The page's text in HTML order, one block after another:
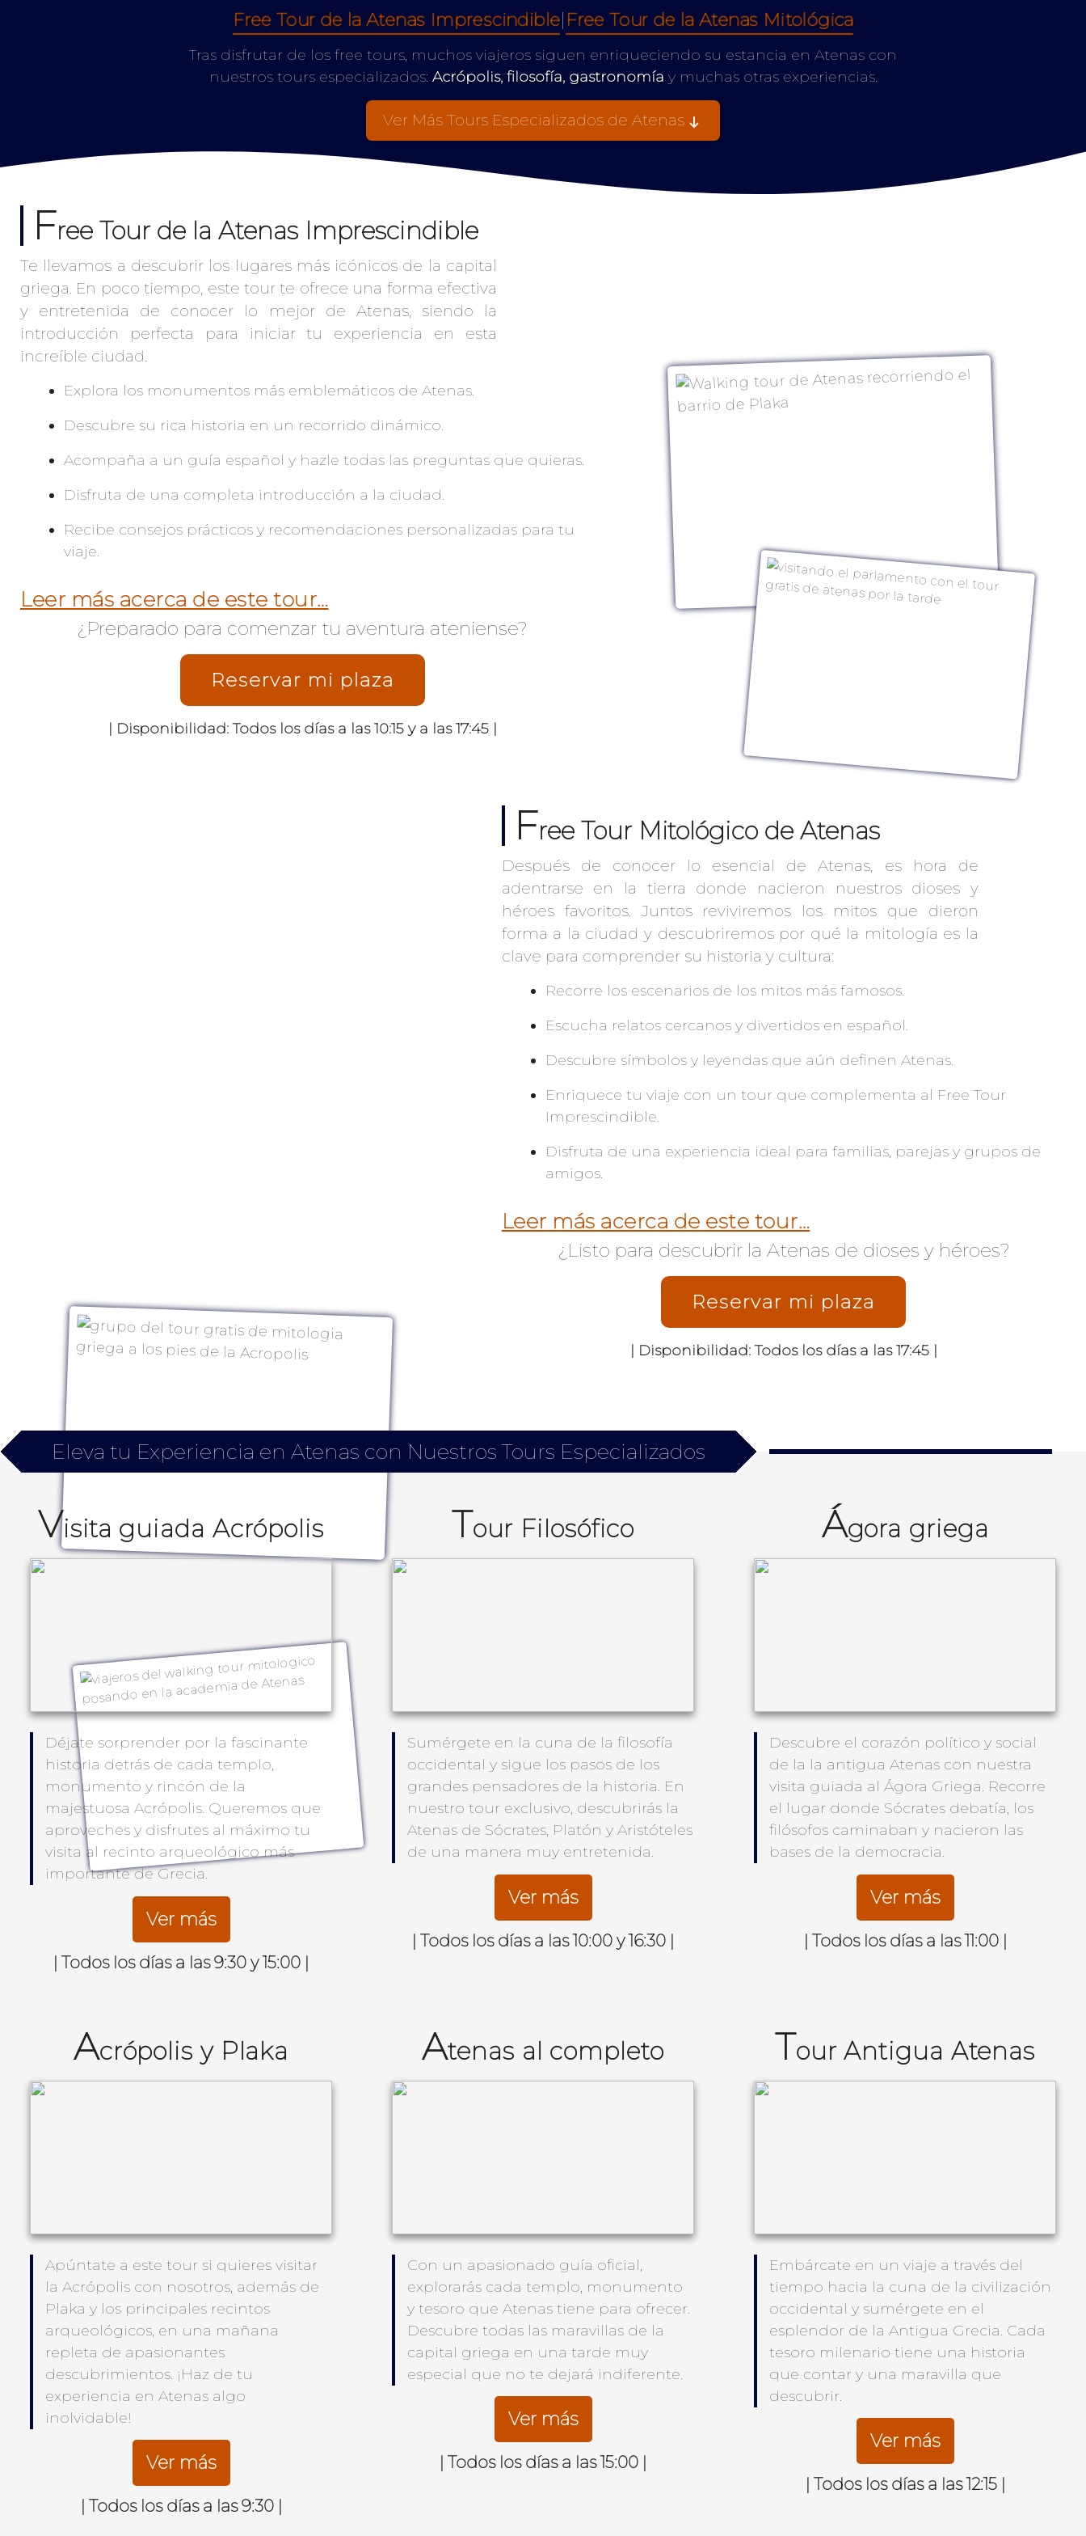
Free Tour de la Atenas Imprescindible| Free Tour de la Atenas Mitológica
Tras disfrutar de los free tours, muchos viajeros siguen enriqueciendo su estancia en Atenas con
nuestros tours especializados: Acrópolis, filosofía, gastronomíay muchas otras experiencias.
Ver Más Tours Especializados de Atenas
Free Tour de la Atenas Imprescindible
Te llevamos a descubrir los lugares más icónicos de la capital
griega. En poco tiempo, este tour te ofrece una forma efectiva
y entretenida de conocer lo mejor de Atenas, siendo la
introducción perfecta para iniciar tu experiencia en esta
increíble ciudad.
Explora los monumentos más emblemáticos de Atenas.
Descubre su rica historia en un recorrido dinámico.
Acompaña a un guía español y hazle todas las preguntas que quieras.
Disfruta de una completa introducción a la ciudad.
Recibe consejos prácticos y recomendaciones personalizadas para tu
viaje.
Leer más acerca de este tour…
¿Preparado para comenzar tu aventura ateniense?
Reservar mi plaza
| Disponibilidad: Todos los días a las 10:15 y a las 17:45 |
Free Tour Mitológico de Atenas
Después de conocer lo esencial de Atenas, es hora de
adentrarse en la tierra donde nacieron nuestros dioses y
héroes favoritos. Juntos reviviremos los mitos que dieron
forma a la ciudad y descubriremos por qué la mitología es la
clave para comprender su historia y cultura:
Recorre los escenarios de los mitos más famosos.
Escucha relatos cercanos y divertidos en español.
Descubre símbolos y leyendas que aún definen Atenas.
Enriquece tu viaje con un tour que complementa al Free Tour
Imprescindible.
Disfruta de una experiencia ideal para familias, parejas y grupos de
amigos.
Leer más acerca de este tour…
¿Listo para descubrir la Atenas de dioses y héroes?
Reservar mi plaza
| Disponibilidad: Todos los días a las 17:45 |
Eleva tu Experiencia en Atenas con Nuestros Tours Especializados
Visita guiada Acrópolis
Déjate sorprender por la fascinante
historia detrás de cada templo,
monumento y rincón de la
majestuosa Acrópolis. Queremos que
aproveches y disfrutes al máximo tu
visita al recinto arqueológico más
importante de Grecia.
Ver más
| Todos los días a las 9:30 y 15:00 |
Tour Filosófico
Sumérgete en la cuna de la filosofía
occidental y sigue los pasos de los
grandes pensadores de la historia. En
nuestro tour exclusivo, descubrirás la
Atenas de Sócrates, Platón y Aristóteles
de una manera muy entretenida.
Ver más
| Todos los días a las 10:00 y 16:30 |
Ágora griega
Descubre el corazón político y social
de la la antigua Atenas con nuestra
visita guiada al Ágora Griega. Recorre
el lugar donde Sócrates debatía, los
filósofos caminaban y nacieron las
bases de la democracia.
Ver más
| Todos los días a las 11:00 |
Acrópolis y Plaka
Apúntate a este tour si quieres visitar
la Acrópolis con nosotros, además de
Plaka y los principales recintos
arqueológicos, en una mañana
repleta de apasionantes
descubrimientos. ¡Haz de tu
experiencia en Atenas algo
inolvidable!
Ver más
| Todos los días a las 9:30 |
Atenas al completo
Con un apasionado guía oficial,
explorarás cada templo, monumento
y tesoro que Atenas tiene para ofrecer.
Descubre todas las maravillas de la
capital griega en una tarde muy
especial que no te dejará indiferente.
Ver más
| Todos los días a las 15:00 |
Tour Antigua Atenas
Embárcate en un viaje a través del
tiempo hacia la cuna de la civilización
occidental y sumérgete en el
esplendor de la Antigua Grecia. Cada
tesoro milenario tiene una historia
que contar y una maravilla que
descubrir.
Ver más
| Todos los días a las 12:15 |